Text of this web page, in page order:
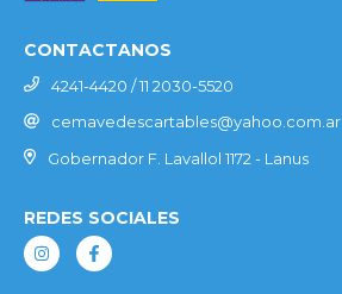
CONTACTANOS
4241-4420 / 11 2030-5520
cemavedescartables@yahoo.com.ar
Gobernador F. Lavallol 1172 - Lanus
REDES SOCIALES